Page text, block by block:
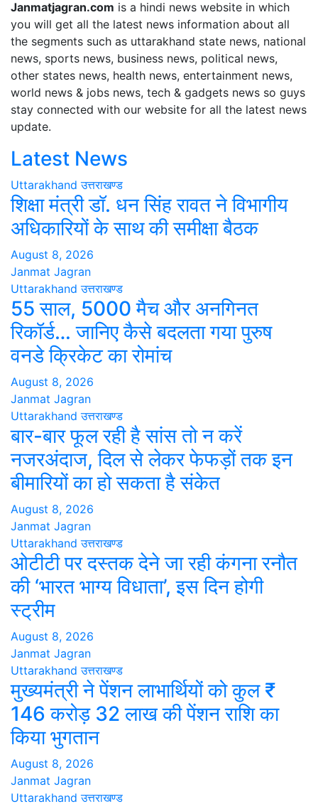
Janmatjagran.com is a hindi news website in which
you will get all the latest news information about all
the segments such as uttarakhand state news, national
news, sports news, business news, political news,
other states news, health news, entertainment news,
world news & jobs news, tech & gadgets news so guys
stay connected with our website for all the latest news
update.
Latest News
Uttarakhand उत्तराखण्ड
शिक्षा मंत्री डॉ. धन सिंह रावत ने विभागीय
अधिकारियों के साथ की समीक्षा बैठक
August 8, 2026
Janmat Jagran
Uttarakhand उत्तराखण्ड
55 साल, 5000 मैच और अनगिनत
रिकॉर्ड… जानिए कैसे बदलता गया पुरुष
वनडे क्रिकेट का रोमांच
August 8, 2026
Janmat Jagran
Uttarakhand उत्तराखण्ड
बार-बार फूल रही है सांस तो न करें
नजरअंदाज, दिल से लेकर फेफड़ों तक इन
बीमारियों का हो सकता है संकेत
August 8, 2026
Janmat Jagran
Uttarakhand उत्तराखण्ड
ओटीटी पर दस्तक देने जा रही कंगना रनौत
की ‘भारत भाग्य विधाता’, इस दिन होगी
स्ट्रीम
August 8, 2026
Janmat Jagran
Uttarakhand उत्तराखण्ड
मुख्यमंत्री ने पेंशन लाभार्थियों को कुल ₹
146 करोड़ 32 लाख की पेंशन राशि का
किया भुगतान
August 8, 2026
Janmat Jagran
Uttarakhand उत्तराखण्ड